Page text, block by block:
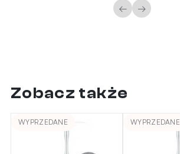
← →
Zobacz także
WYPRZEDANE WYPRZEDANE